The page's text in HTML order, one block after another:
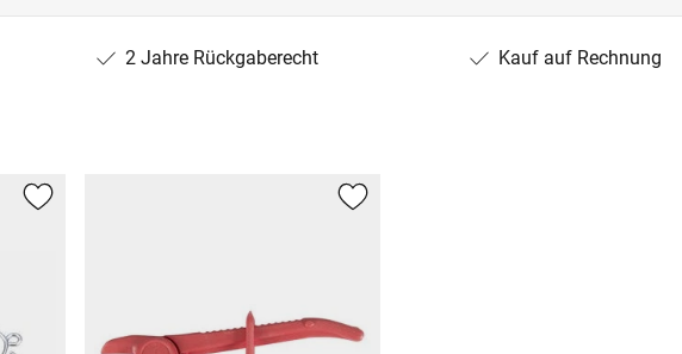
2 Jahre Rückgaberecht Kauf auf Rechnung